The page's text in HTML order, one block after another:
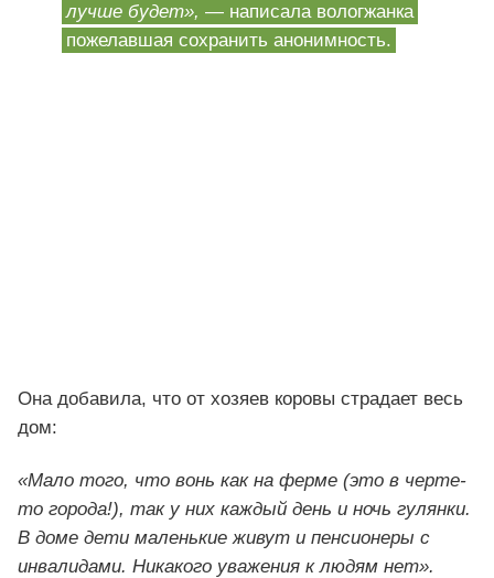
лучше будет», — написала вологжанка
пожелавшая сохранить анонимность.
Она добавила, что от хозяев коровы страдает весь
дом:
«Мало того, что вонь как на ферме (это в черте-
то города!), так у них каждый день и ночь гулянки.
В доме дети маленькие живут и пенсионеры с
инвалидами. Никакого уважения к людям нет».